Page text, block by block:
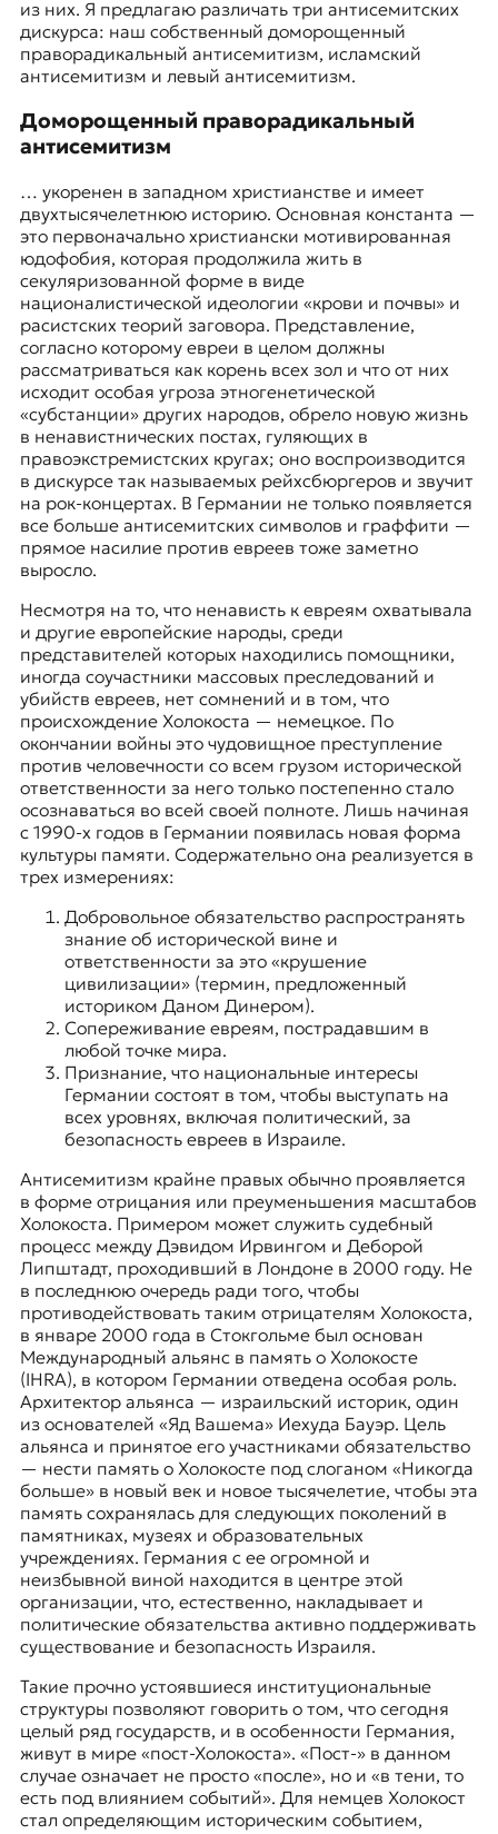
из них. Я предлагаю различать три антисемитских
дискурса: наш собственный доморощенный
праворадикальный антисемитизм, исламский
антисемитизм и левый антисемитизм.
Доморощенный праворадикальный
антисемитизм
… укоренен в западном христианстве и имеет
двухтысячелетнюю историю. Основная константа —
это первоначально христиански мотивированная
юдофобия, которая продолжила жить в
секуляризованной форме в виде
националистической идеологии «крови и почвы» и
расистских теорий заговора. Представление,
согласно которому евреи в целом должны
рассматриваться как корень всех зол и что от них
исходит особая угроза этногенетической
«субстанции» других народов, обрело новую жизнь
в ненавистнических постах, гуляющих в
правоэкстремистских кругах; оно воспроизводится
в дискурсе так называемых рейхсбюргеров и звучит
на рок-концертах. В Германии не только появляется
все больше антисемитских символов и граффити —
прямое насилие против евреев тоже заметно
выросло.
Несмотря на то, что ненависть к евреям охватывала
и другие европейские народы, среди
представителей которых находились помощники,
иногда соучастники массовых преследований и
убийств евреев, нет сомнений и в том, что
происхождение Холокоста — немецкое. По
окончании войны это чудовищное преступление
против человечности со всем грузом исторической
ответственности за него только постепенно стало
осознаваться во всей своей полноте. Лишь начиная
с 1990-х годов в Германии появилась новая форма
культуры памяти. Содержательно она реализуется в
трех измерениях:
Добровольное обязательство распространять
знание об исторической вине и
ответственности за это «крушение
цивилизации» (термин, предложенный
историком Даном Динером).
Сопереживание евреям, пострадавшим в
любой точке мира.
Признание, что национальные интересы
Германии состоят в том, чтобы выступать на
всех уровнях, включая политический, за
безопасность евреев в Израиле.
Антисемитизм крайне правых обычно проявляется
в форме отрицания или преуменьшения масштабов
Холокоста. Примером может служить судебный
процесс между Дэвидом Ирвингом и Деборой
Липштадт, проходивший в Лондоне в 2000 году. Не
в последнюю очередь ради того, чтобы
противодействовать таким отрицателям Холокоста,
в январе 2000 года в Стокгольме был основан
Международный альянс в память о Холокосте
(IHRA), в котором Германии отведена особая роль.
Архитектор альянса — израильский историк, один
из основателей «Яд Вашема»Иехуда Бауэр. Цель
альянса и принятое его участниками обязательство
— нести память о Холокосте под слоганом «Никогда
больше» в новый век и новое тысячелетие, чтобы эта
память сохранялась для следующих поколений в
памятниках, музеях и образовательных
учреждениях. Германия с ее огромной и
неизбывной виной находится в центре этой
организации, что, естественно, накладывает и
политические обязательства активно поддерживать
существование и безопасность Израиля.
Такие прочно устоявшиеся институциональные
структуры позволяют говорить о том, что сегодня
целый ряд государств, и в особенности Германия,
живут в мире «пост-Холокоста». «Пост-» в данном
случае означает не просто «после», но и «в тени, то
есть под влиянием событий». Для немцев Холокост
стал определяющим историческим событием,